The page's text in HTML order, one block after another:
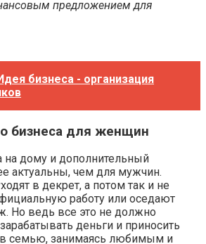
предложением для
бизнеса - организация
бизнеса для женщин
дому и дополнительный
актуальны, чем для мужчин.
в декрет, а потом так и не
работу или оседают
Но ведь все это не должно
деньги и приносить
в семью, занимаясь любимым и